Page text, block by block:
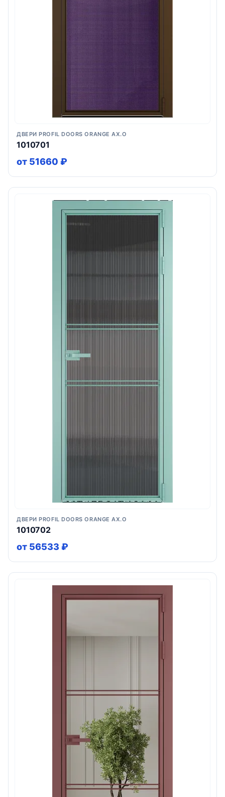
ДВЕРИ PROFIL DOORS ORANGE AX.O
1010701
от 51660 ₽
ДВЕРИ PROFIL DOORS ORANGE AX.O
1010702
от 56533 ₽